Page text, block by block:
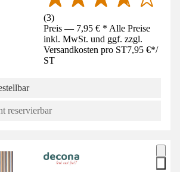
(3)
Preis — 7,95 € * Alle Preise
inkl. MwSt. und ggf. zzgl.
Versandkosten pro ST7,95 €*/
ST
reservierbar